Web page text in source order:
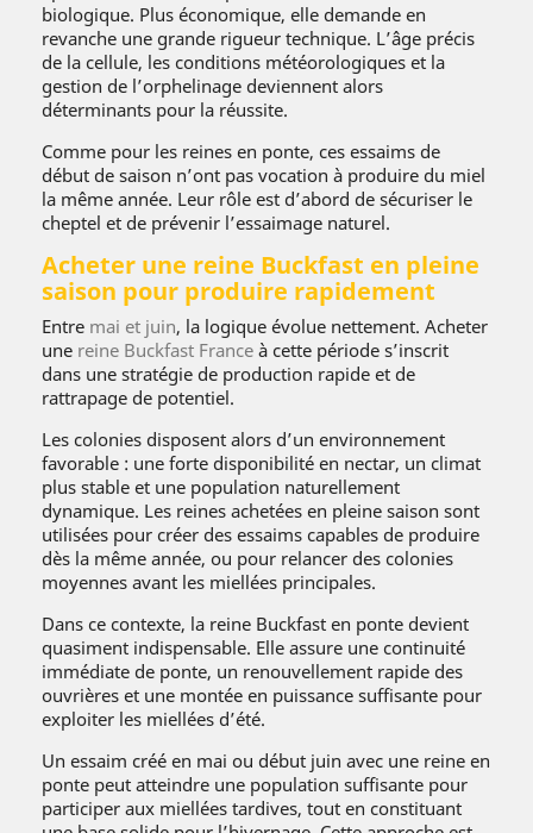
biologique. Plus économique, elle demande en
revanche une grande rigueur technique. L’âge précis
de la cellule, les conditions météorologiques et la
gestion de l’orphelinage deviennent alors
déterminants pour la réussite.
Comme pour les reines en ponte, ces essaims de
début de saison n’ont pas vocation à produire du miel
la même année. Leur rôle est d’abord de sécuriser le
cheptel et de prévenir l’essaimage naturel.
Acheter une reine Buckfast en pleine
saison pour produire rapidement
Entre mai et juin, la logique évolue nettement. Acheter
une reine Buckfast France à cette période s’inscrit
dans une stratégie de production rapide et de
rattrapage de potentiel.
Les colonies disposent alors d’un environnement
favorable : une forte disponibilité en nectar, un climat
plus stable et une population naturellement
dynamique. Les reines achetées en pleine saison sont
utilisées pour créer des essaims capables de produire
dès la même année, ou pour relancer des colonies
moyennes avant les miellées principales.
Dans ce contexte, la reine Buckfast en ponte devient
quasiment indispensable. Elle assure une continuité
immédiate de ponte, un renouvellement rapide des
ouvrières et une montée en puissance suffisante pour
exploiter les miellées d’été.
Un essaim créé en mai ou début juin avec une reine en
ponte peut atteindre une population suffisante pour
participer aux miellées tardives, tout en constituant